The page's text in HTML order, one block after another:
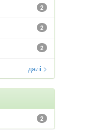
2
2
2
далі >
2